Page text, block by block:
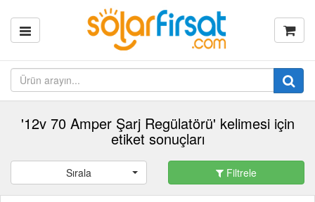
'12v 70 Amper Şarj Regülatörü' kelimesi için
etiket sonuçları
Sırala Filtrele